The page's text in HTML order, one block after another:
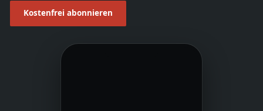
Kostenfrei abonnieren